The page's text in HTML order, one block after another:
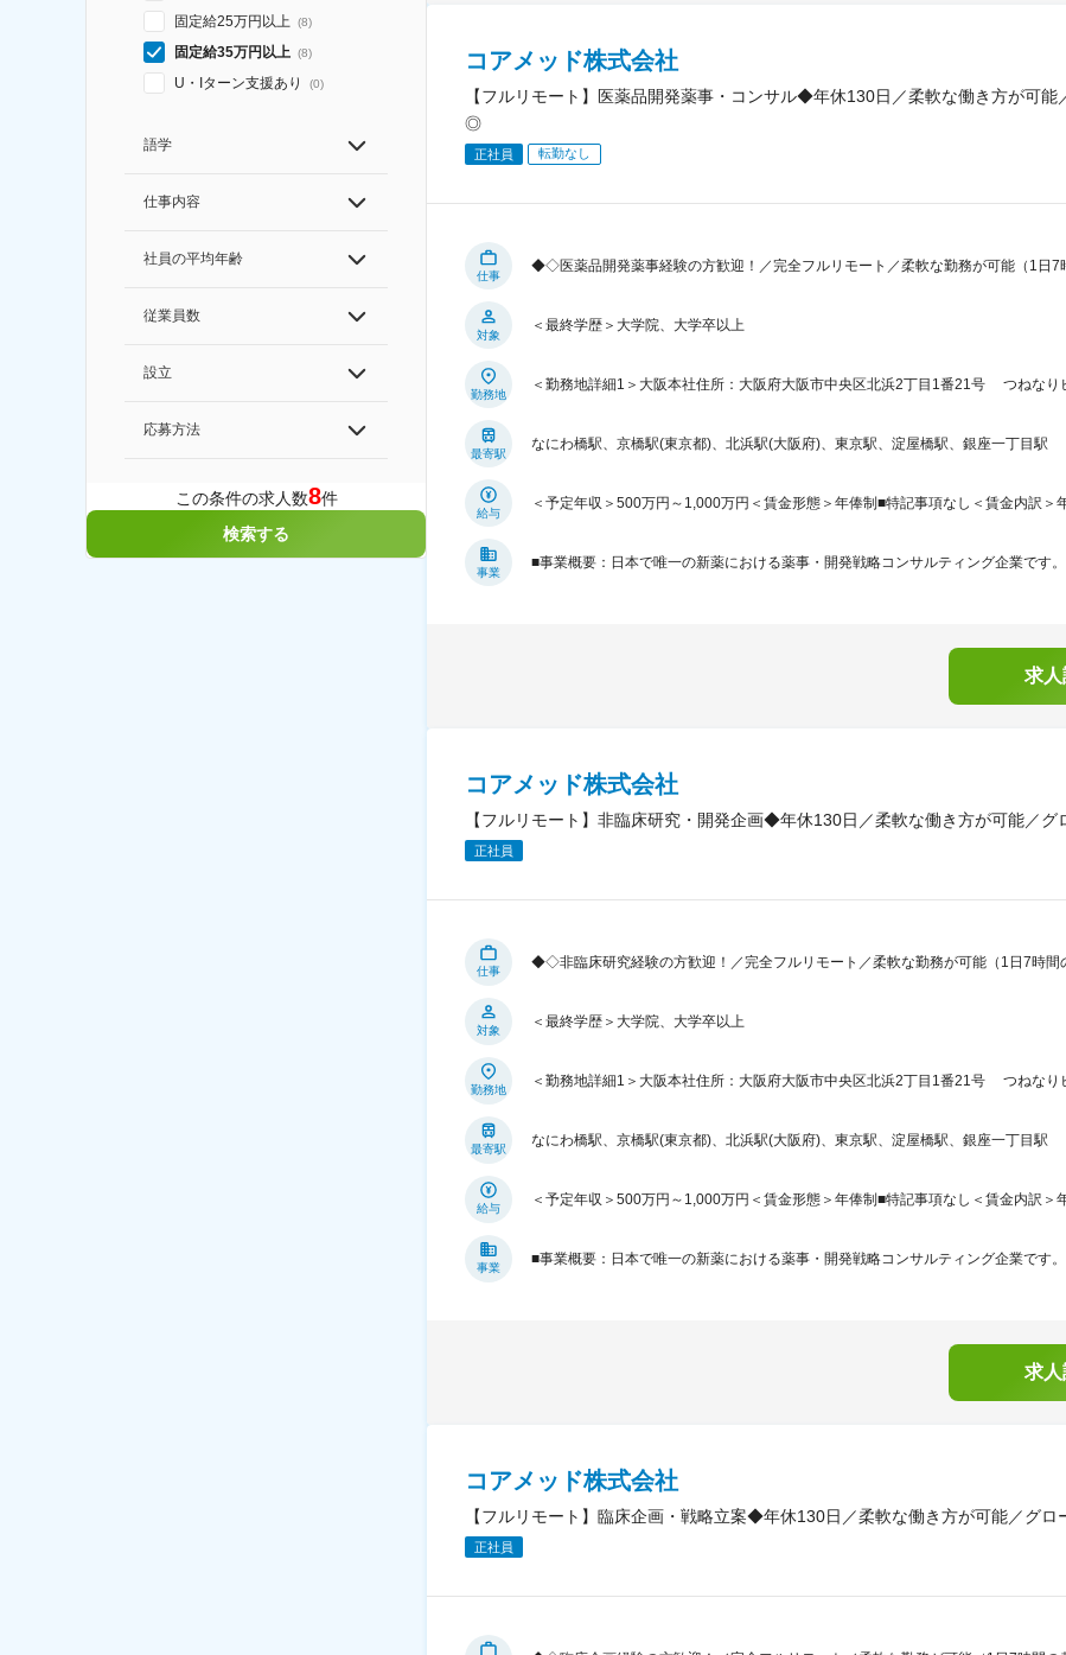
固定給25万円以上 (8)
固定給35万円以上 (8)
U・Iターン支援あり (0)
語学
仕事内容
社員の平均年齢
従業員数
設立
応募方法
この条件の求人数8件
検索する
コアメッド株式会社
【フルリモート】医薬品開発薬事・コンサル◆年休130日／柔軟な働き方が可能
◎
正社員 転勤なし
仕事
◆◇医薬品開発薬事経験の方歓迎！／完全フルリモート／柔軟な勤務が可能（1日7
対象
＜最終学歴＞大学院、大学卒以上
勤務地
＜勤務地詳細1＞大阪本社住所：大阪府大阪市中央区北浜2丁目1番21号 つねなり
最寄駅
なにわ橋駅、京橋駅(東京都)、北浜駅(大阪府)、東京駅、淀屋橋駅、銀座一丁目駅
給与
＜予定年収＞500万円～1,000万円＜賃金形態＞年俸制■特記事項なし＜賃金内訳＞
事業
■事業概要：日本で唯一の新薬における薬事・開発戦略コンサルティング企業です
求人
コアメッド株式会社
【フルリモート】非臨床研究・開発企画◆年休130日／柔軟な働き方が可能／
正社員
仕事
◆◇非臨床研究経験の方歓迎！／完全フルリモート／柔軟な勤務が可能（1日7時間
対象
＜最終学歴＞大学院、大学卒以上
勤務地
＜勤務地詳細1＞大阪本社住所：大阪府大阪市中央区北浜2丁目1番21号 つねなり
最寄駅
なにわ橋駅、京橋駅(東京都)、北浜駅(大阪府)、東京駅、淀屋橋駅、銀座一丁目駅
給与
＜予定年収＞500万円～1,000万円＜賃金形態＞年俸制■特記事項なし＜賃金内訳＞
事業
■事業概要：日本で唯一の新薬における薬事・開発戦略コンサルティング企業です
求人
コアメッド株式会社
【フルリモート】臨床企画・戦略立案◆年休130日／柔軟な働き方が可能／グ
正社員